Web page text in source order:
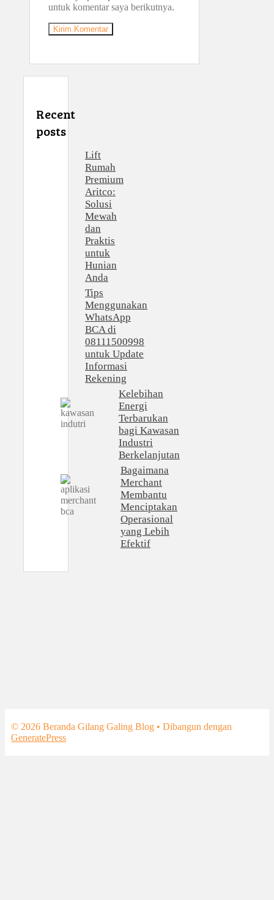
untuk komentar saya berikutnya.
Recent
posts
Lift
Rumah
Premium
Aritco:
Solusi
Mewah
dan
Praktis
untuk
Hunian
Anda
Tips
Menggunakan
WhatsApp
BCA di
08111500998
untuk Update
Informasi
Rekening
Kelebihan
Energi
Terbarukan
bagi Kawasan
Industri
Berkelanjutan
Bagaimana
Merchant
Membantu
Menciptakan
Operasional
yang Lebih
Efektif
© 2026 Beranda Gilang Galing Blog • Dibangun dengan
GeneratePress